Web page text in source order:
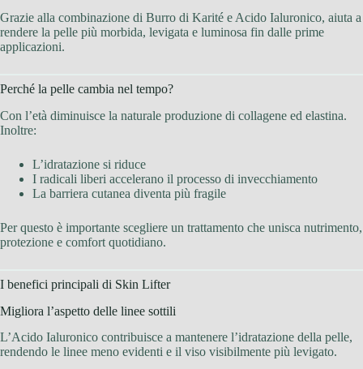
Grazie alla combinazione di Burro di Karité e Acido Ialuronico, aiuta a
rendere la pelle più morbida, levigata e luminosa fin dalle prime
applicazioni.
Perché la pelle cambia nel tempo?
Con l’età diminuisce la naturale produzione di collagene ed elastina.
Inoltre:
L’idratazione si riduce
I radicali liberi accelerano il processo di invecchiamento
La barriera cutanea diventa più fragile
Per questo è importante scegliere un trattamento che unisca nutrimento,
protezione e comfort quotidiano.
I benefici principali di Skin Lifter
Migliora l’aspetto delle linee sottili
L’Acido Ialuronico contribuisce a mantenere l’idratazione della pelle,
rendendo le linee meno evidenti e il viso visibilmente più levigato.